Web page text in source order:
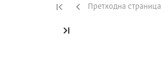
Прва страница
Претходна страница